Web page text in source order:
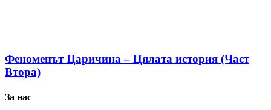
Феноменът Царичина – Цялата история (Част
Втора)
За нас